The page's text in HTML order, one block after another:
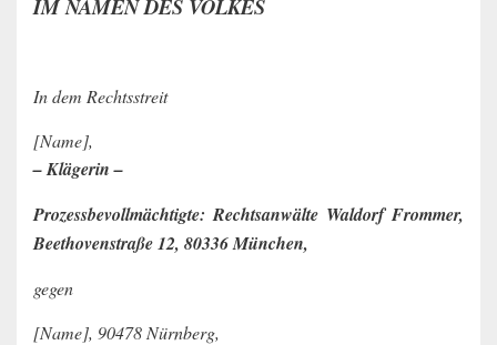
IM NAMEN DES VOLKES
In dem Rechtsstreit
[Name],
– Klägerin –
Prozessbevollmächtigte: Rechtsanwälte Waldorf Frommer,
Beethovenstraße 12, 80336 München,
gegen
[Name], 90478 Nürnberg,